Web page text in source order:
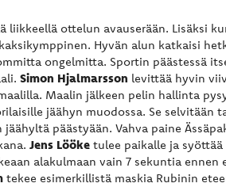
liikkeellä ottelun avauserään. Lisäksi
Hyvän alun katkaisi
ongelmitta. Sportin päästessä
Simon Hjalmarsson levittää hyvin
Maalin jälkeen pelin hallinta
jäähyn muodossa. Se selvitään
päästyään. Vahva paine
Jens Lööke tulee paikalle ja
alakulmaan vain 7 sekuntia ennen
tekee esimerkillistä maskia Rubinin